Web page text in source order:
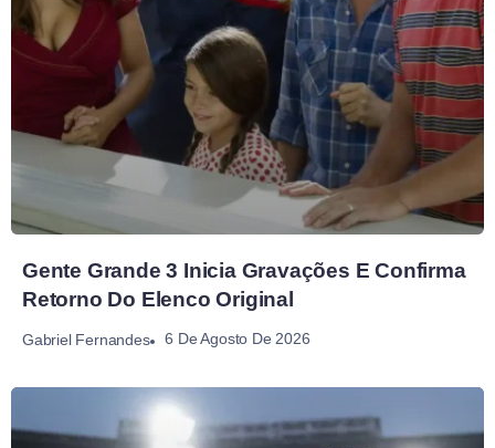
Gente Grande 3 Inicia Gravações E Confirma
Retorno Do Elenco Original
Gabriel Fernandes 6 De Agosto De 2026